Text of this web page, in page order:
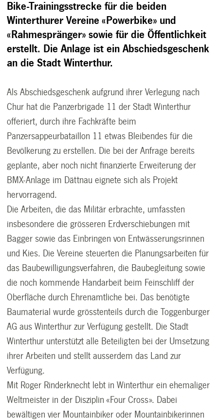
Bike-Trainingsstrecke für die beiden
Winterthurer Vereine «Powerbike» und
«Rahmespränger» sowie für die Öffentlichkeit
erstellt. Die Anlage ist ein Abschiedsgeschenk
an die Stadt Winterthur.
Als Abschiedsgeschenk aufgrund ihrer Verlegung nach
Chur hat die Panzerbrigade 11 der Stadt Winterthur
offeriert, durch ihre Fachkräfte beim
Panzersappeurbataillon 11 etwas Bleibendes für die
Bevölkerung zu erstellen. Die bei der Anfrage bereits
geplante, aber noch nicht finanzierte Erweiterung der
BMX-Anlage im Dättnau eignete sich als Projekt
hervorragend.
Die Arbeiten, die das Militär erbrachte, umfassten
insbesondere die grösseren Erdverschiebungen mit
Bagger sowie das Einbringen von Entwässerungsrinnen
und Kies. Die Vereine steuerten die Planungsarbeiten für
das Baubewilligungsverfahren, die Baubegleitung sowie
die noch kommende Handarbeit beim Feinschliff der
Oberfläche durch Ehrenamtliche bei. Das benötigte
Baumaterial wurde grösstenteils durch die Toggenburger
AG aus Winterthur zur Verfügung gestellt. Die Stadt
Winterthur unterstützt alle Beteiligten bei der Umsetzung
ihrer Arbeiten und stellt ausserdem das Land zur
Verfügung.
Mit Roger Rinderknecht lebt in Winterthur ein ehemaliger
Weltmeister in der Disziplin «Four Cross». Dabei
bewältigen vier Mountainbiker oder Mountainbikerinnen